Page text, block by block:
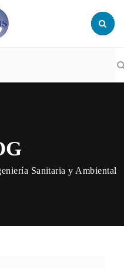
Sanitaria y Ambiental